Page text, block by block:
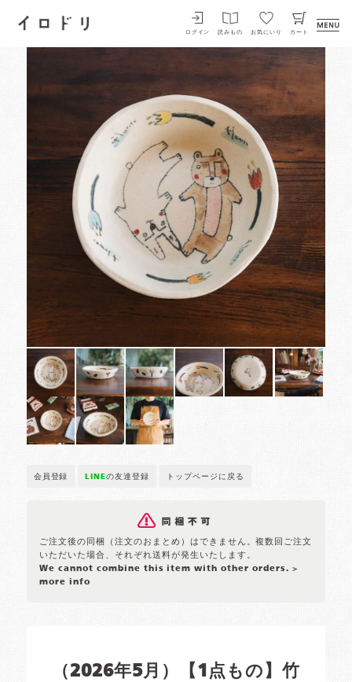
イロドリ
ログイン 読みもの お気にいり カート
会員登録 LINEの友達登録 トップページに戻る
ご注文後の同梱（注文のおまとめ）はできません。複数回ご注文
いただいた場合、それぞれ送料が発生いたします。
We cannot combine this item with other orders. >
more info
（2026年5月）【1点もの】竹